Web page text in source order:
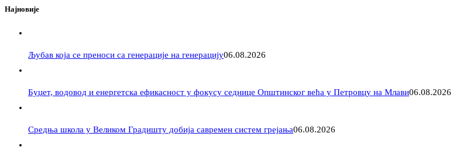
Најновије
Љубав која се преноси са генерације на генерацију06.08.2026
Буџет, водовод и енергетска ефикасност у фокусу седнице Општинског већа у Петровцу на Млави06.08.2026
Средња школа у Великом Градишту добија савремен систем грејања06.08.2026